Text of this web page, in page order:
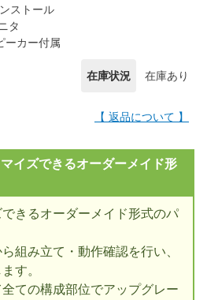
ストール
タ
ーカー付属
在庫状況 在庫あり
【 返品について 】
イズできるオーダーメイド形
きるオーダーメイド形式のパ
組み立て・動作確認を行い、
す。
ての構成部位でアップグレー